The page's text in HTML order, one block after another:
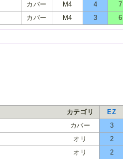
カバー M4 4 7
カバー M4 3 6
カテゴリ EZ
カバー 3
オリ 2
オリ 2